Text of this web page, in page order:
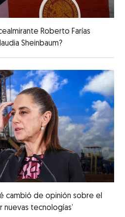
Roberto Farías
Sheinbaum?
cambió de opinión sobre el
nuevas tecnologías’